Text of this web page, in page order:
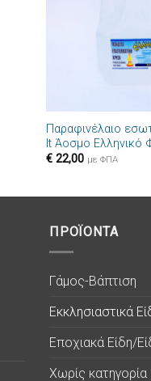
Παραφινέλαιο
lt Άοσμο Ελληνικό
€ 22,00 με ΦΠΑ
ΠΡΟΪΟΝΤΑ
Γάμος-Βάπτιση
Εκκλησιαστικά
Εποχιακά Είδη/
Χωρίς κατηγορία